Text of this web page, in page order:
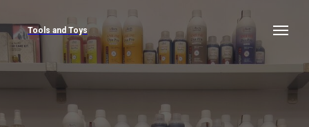
Tools and Toys